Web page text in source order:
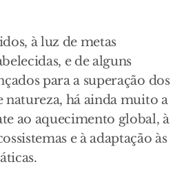
à luz de metas
e de alguns
para a superação dos
natureza, há ainda muito a
ao aquecimento global, à
e à adaptação às